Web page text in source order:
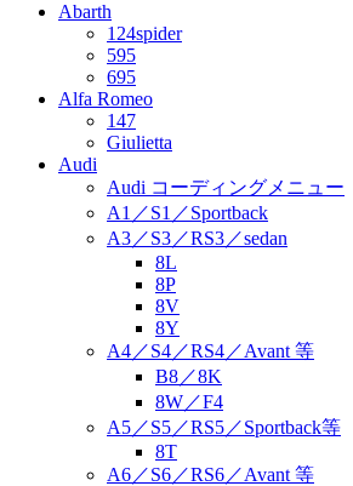
Abarth
124spider
595
695
Alfa Romeo
147
Giulietta
Audi
Audi コーディングメニュー
A1／S1／Sportback
A3／S3／RS3／sedan
8L
8P
8V
8Y
A4／S4／RS4／Avant 等
B8／8K
8W／F4
A5／S5／RS5／Sportback等
8T
A6／S6／RS6／Avant 等